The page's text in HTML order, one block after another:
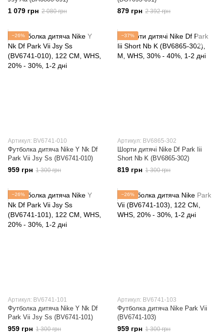
1 079 грн 2 080 грн 879 грн 2 392 грн
−26%
Артикул: BV6741-010
Футболка дитяча Nike Y Nk Df
Park Vii Jsy Ss (BV6741-010)
959 грн 1 300 грн
−37%
Артикул: BV6865-302
Шорти дитячі Nike Df Park Iii
Short Nb K (BV6865-302)
819 грн 1 300 грн
−26%
Артикул: BV6741-101
Футболка дитяча Nike Y Nk Df
Park Vii Jsy Ss (BV6741-101)
959 грн 1 300 грн
−26%
Артикул: BV6741-103
Футболка дитяча Nike Park Vii
(BV6741-103)
959 грн 1 300 грн